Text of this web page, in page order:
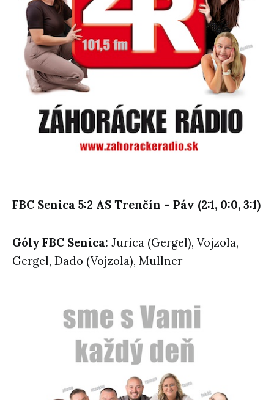
FBC Senica 5:2 AS Trenčín – Páv (2:1, 0:0, 3:1)
Góly FBC Senica: Jurica (Gergel), Vojzola,
Gergel, Dado (Vojzola), Mullner